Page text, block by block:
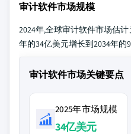
审计软件市场规模
2024年,全球审计软件市场估
年的34亿美元增长到2034年的
审计软件市场关键要点
2025年市场规模
34亿美元